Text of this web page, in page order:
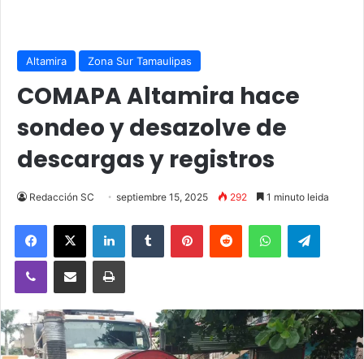
Altamira Zona Sur Tamaulipas
COMAPA Altamira hace
sondeo y desazolve de
descargas y registros
Redacción SC septiembre 15, 2025 292 1 minuto leida
Facebook
X LinkedInTumblr PinterestReddit WhatsApp
Viber Compartir vía email Imprimir